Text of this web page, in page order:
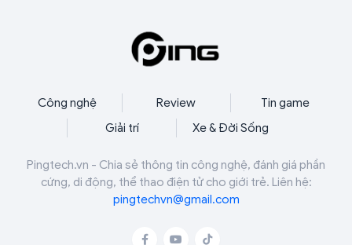
Công nghệ Review
Tin game
Giải trí
Xe & Đời Sống
Pingtech.vn - Chia sẻ thông tin công nghệ, đánh giá phần
cứng, di động, thể thao điện tử cho giới trẻ. Liên hệ:
pingtechvn@gmail.com